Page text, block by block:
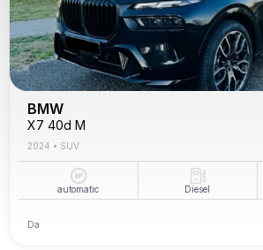
BMW
X7 40d M
2024 • SUV
automatic Diesel
Da